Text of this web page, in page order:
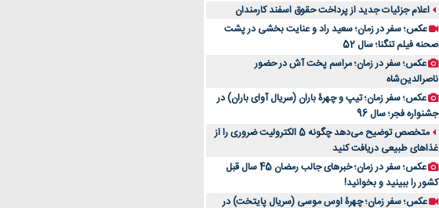
اعلام جزئیات جدید از پرداخت حقوق اسفند کارمندان
عکس؛ سفر در زمان؛ سعید راد و عنایت بخشی در پشت
صحنه فیلم تنگنا؛ سال 52
عکس؛ سفر در زمان؛ مراسم پخت آش در حضور
ناصرالدین‌شاه
عکس؛ سفر زمان؛ تیپ و چهرۀ باران (سریال آوای باران) در
جشنواره فجر؛ سال 96
متخصص توضیح می‌دهد چگونه 5 الکترولیت ضروری را از
غذاهای طبیعی دریافت کنید
عکس؛ سفر در زمان؛ خبرهای جالب رمضان 45 سال قبل
کشور را ببینید و بخوانید!
عکس؛ سفر زمان؛ چهرۀ اوس موسی (سریال پایتخت) در